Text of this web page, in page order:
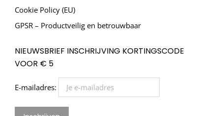
Cookie Policy (EU)
GPSR – Productveilig en betrouwbaar
NIEUWSBRIEF INSCHRIJVING KORTINGSCODE
VOOR € 5
E-mailadres: